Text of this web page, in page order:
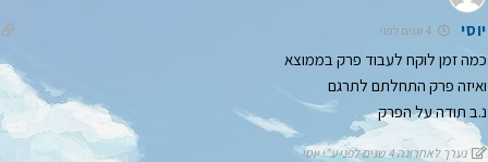
יוסי
כמה זמן לוקח לעבוד פרק בממוצא
ואיזה פרק התחלתם לתרגם
נ.ב תודה על הפרק
נערך לאחרונה 4 שנים לפני ע"י יוסי